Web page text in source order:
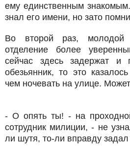
ему единственным
знал его имени, но зато
Во второй раз,
отделение более
сейчас здесь задержат и
обезьянник, то это
чем ночевать на улице.
- О опять ты! - на
сотрудник милиции, - не
ли шутя, то-ли вправду задал